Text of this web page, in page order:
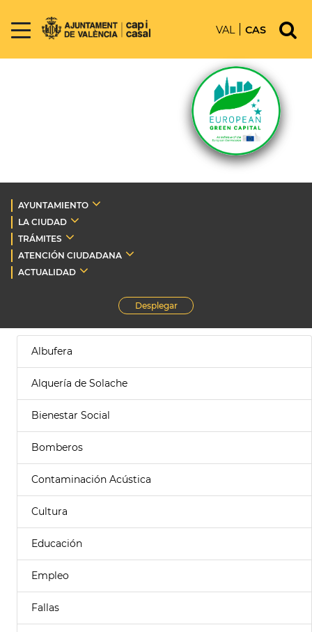
VAL CAS
AYUNTAMIENTO
LA CIUDAD
TRÁMITES
ATENCIÓN CIUDADANA
ACTUALIDAD
Desplegar
Albufera
Alquería de Solache
Bienestar Social
Bomberos
Contaminación Acústica
Cultura
Educación
Empleo
Fallas